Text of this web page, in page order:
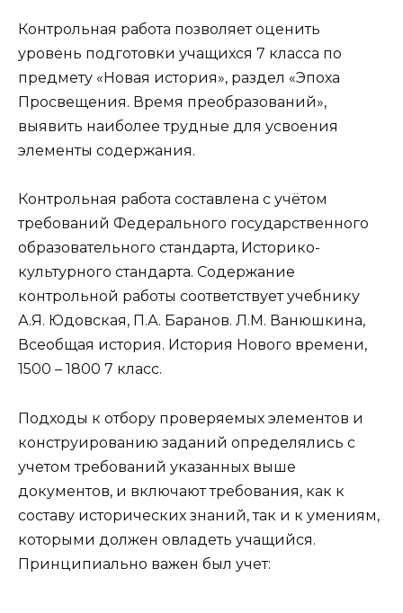
Контрольная работа позволяет оценить
уровень подготовки учащихся 7 класса по
предмету «Новая история», раздел «Эпоха
Просвещения. Время преобразований»,
выявить наиболее трудные для усвоения
элементы содержания.
Контрольная работа составлена с учётом
требований Федерального государственного
образовательного стандарта, Историко-
культурного стандарта. Содержание
контрольной работы соответствует учебнику
А.Я. Юдовская, П.А. Баранов. Л.М. Ванюшкина,
Всеобщая история. История Нового времени,
1500 – 1800 7 класс.
Подходы к отбору проверяемых элементов и
конструированию заданий определялись с
учетом требований указанных выше
документов, и включают требования, как к
составу исторических знаний, так и к умениям,
которыми должен овладеть учащийся.
Принципиально важен был учет: